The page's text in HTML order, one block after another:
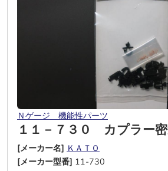
Ｎゲージ 機能性パーツ
１１－７３０ カプラー
[メーカー名] ＫＡＴＯ
[メーカー型番] 11-730